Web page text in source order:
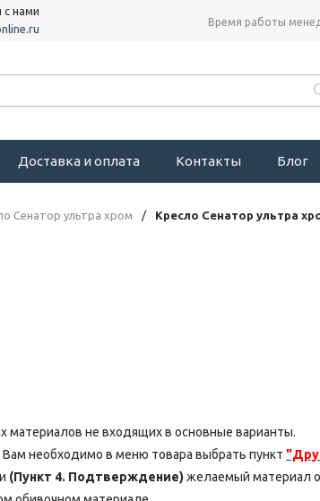
с нами
Время работы
Доставка и оплата Контакты Блог
Сенатор ультра хром / Кресло Сенатор ультра
не входящих в основные варианты.
необходимо в меню товара выбрать пункт
(Пункт 4. Подтверждение) желаемый материал